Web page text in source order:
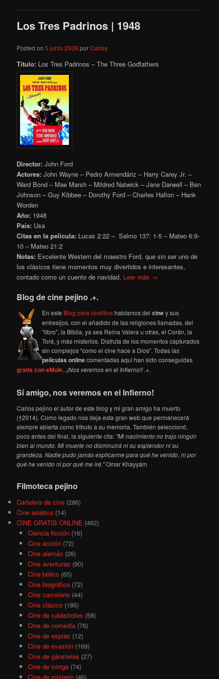
Los Tres Padrinos | 1948
Posted on5 junio 2009 porCarlos
Título: Los Tres Padrinos – The Three Godfathers
Director: John Ford
Actores: John Wayne – Pedro Armendáriz – Harry Carey Jr. –
Ward Bond – Mae Marsh – Mildred Natwick – Jane Darwell – Ben
Johnson – Guy Kibbee – Dorothy Ford – Charles Halton – Hank
Worden
Año: 1948
País: Usa
Citas en la película: Lucas 2:22 – Salmo 137: 1-5 – Mateo 6:9-
10 – Mateo 21:2
Notas: Excelente Western del maestro Ford, que sin ser uno de
los clásicos tiene momentos muy divertidos e interesantes,
contado como un cuento de navidad, Leer más →
Blog de cine pejino .+.
En este Blog para cinéfiloshablamos delciney sus
entresijos, con el añadido de las religiones llamadas, del
"libro", la Biblia, ya sea Reina Valera u otras, el Corán, la
Torá, y más misterios. Disfruta de los momentos capturados
sin complejos "como el cine hace a Dios". Todas las
películas onlinecomentadas aquí han sido conseguidas
gratis con eMule...¡Nos veremos en el Infierno!! .+.
Sí amigo, nos veremos en el Infierno!
Carlos pejino el autor de este blog y mi gran amigo ha muerto
(†2014). Como legado nos deja esta gran web que permanecerá
siempre abierta como tributo a su memoria. También seleccionó,
poco antes del final, la siguiente cita: "Mi nacimiento no trajo ningún
bien al mundo. Mi muerte no disminuirá ni su esplendor ni su
grandeza. Nadie pudo jamás explicarme para qué he venido, ni por
qué he venido ni por qué me iré."Omar Khayyám
Filmoteca pejino
Cartelera de cine (286)
Cine asiático (14)
CINE GRATIS ONLINE (462)
Ciencia ficción(16)
Cine acción(72)
Cine alemán(26)
Cine aventuras (90)
Cine bélico(65)
Cine biográfico(72)
Cine carcelario(44)
Cine clásico(186)
Cine de catástrofes (58)
Cine de comedia(76)
Cine de espías (12)
Cine de evasión(169)
Cine de gánsteres (27)
Cine de intriga(74)
Cine de misterio(46)